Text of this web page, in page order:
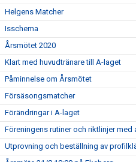
Helgens Matcher
Isschema
Årsmötet 2020
Klart med huvudtränare till A-laget
Påminnelse om Årsmötet
Försäsongsmatcher
Förändringar i A-laget
Föreningens rutiner och riktlinjer med
Utprovning och beställning av